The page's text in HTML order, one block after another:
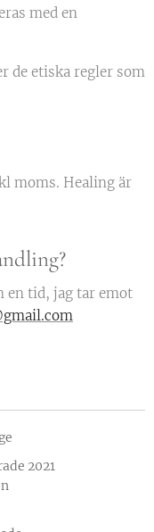
med en
de etiska regler som
moms. Healing är
en tid, jag tar emot
2021